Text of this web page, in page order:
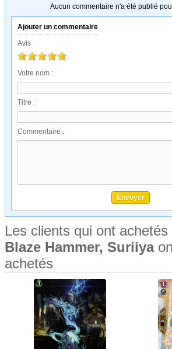
Aucun commentaire n'a été publié
Ajouter un commentaire
Avis
Votre nom :
Titre :
Commentaire :
Les clients qui ont achetés
Blaze Hammer, Suriiya
achetés